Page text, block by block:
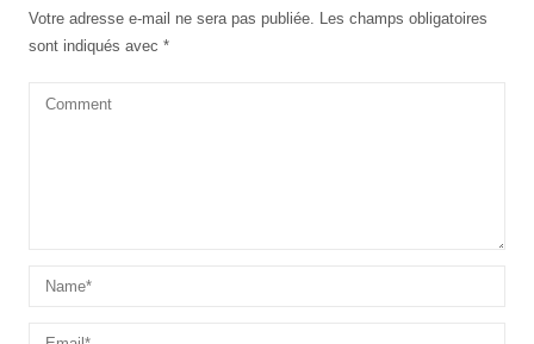
Votre adresse e-mail ne sera pas publiée. Les champs obligatoires
sont indiqués avec*